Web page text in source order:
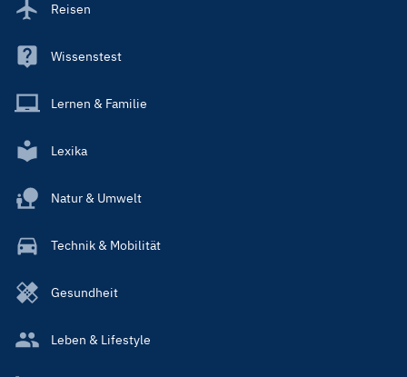
Reisen
Wissenstest
Lernen & Familie
Lexika
Natur & Umwelt
Technik & Mobilität
Gesundheit
Leben & Lifestyle